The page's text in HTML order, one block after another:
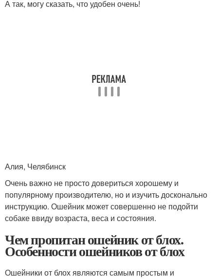
А так, могу сказать, что удобен очень!
Алия, Челябинск
Очень важно не просто довериться хорошему и
популярному производителю, но и изучить досконально
инструкцию. Ошейник может совершенно не подойти
собаке ввиду возраста, веса и состояния.
Чем пропитан ошейник от блох.
Особенности ошейников от блох
Ошейники от блох являются самым простым и